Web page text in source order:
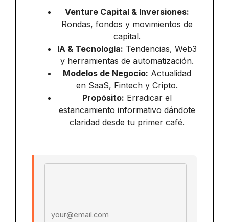
Venture Capital & Inversiones:
Rondas, fondos y movimientos de
capital.
IA & Tecnología: Tendencias, Web3
y herramientas de automatización.
Modelos de Negocio: Actualidad
en SaaS, Fintech y Cripto.
Propósito: Erradicar el
estancamiento informativo dándote
claridad desde tu primer café.